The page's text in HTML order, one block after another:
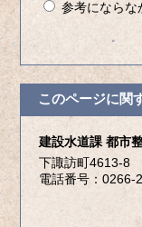
参考にならな
このページに関
建設水道課 都市
下諏訪町4613-8
電話番号：0266-